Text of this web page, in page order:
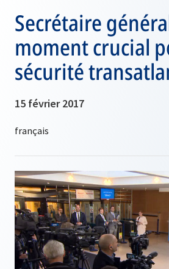
Secrétaire
moment crucial
sécurité
15 février 2017